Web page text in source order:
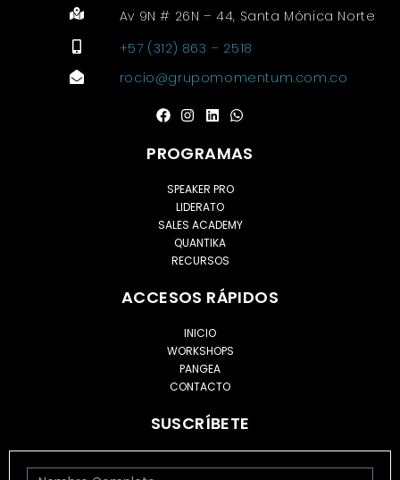
Av 9N # 26N – 44, Santa Mónica Norte
+57 (312) 863 – 2518
rocio@grupomomentum.com.co
PROGRAMAS
SPEAKER PRO
LIDERATO
SALES ACADEMY
QUANTIKA
RECURSOS
ACCESOS RÁPIDOS
INICIO
WORKSHOPS
PANGEA
CONTACTO
SUSCRÍBETE